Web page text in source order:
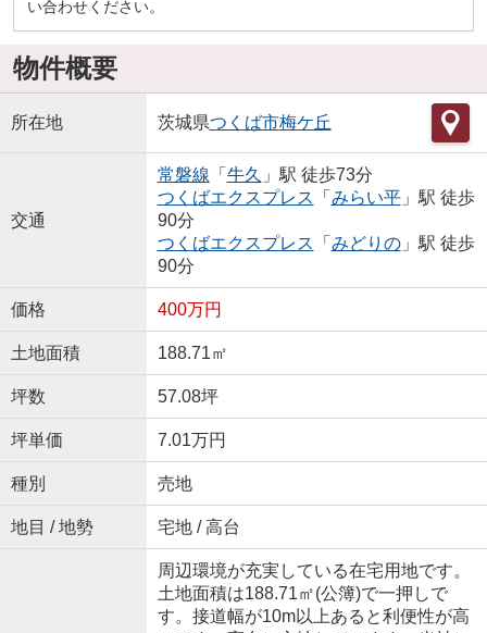
い合わせください。
物件概要
所在地 茨城県つくば市梅ケ丘
交通
常磐線 「 牛久 」駅 徒歩73分
つくばエクスプレス 「 みらい平」駅 徒歩
90分
つくばエクスプレス 「 みどりの」駅 徒歩
90分
価格 400万円
土地面積 188.71㎡
坪数 57.08坪
坪単価 7.01万円
種別 売地
地目 / 地勢 宅地 / 高台
周辺環境が充実している在宅用地です。
土地面積は188.71㎡(公簿)で一押しで
す。接道幅が10m以上あると利便性が高